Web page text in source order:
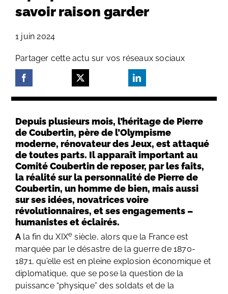
Centre de ressources
Adhérer & faire un don
Search
for:
savoir raison garder
1 juin 2024
Partager cette actu sur vos réseaux sociaux
Depuis plusieurs mois, l’héritage de Pierre
de Coubertin, père de l’Olympisme
moderne, rénovateur des Jeux, est attaqué
de toutes parts. Il apparaît important au
Comité Coubertin de reposer, par les faits,
la réalité sur la personnalité de Pierre de
Coubertin, un homme de bien, mais aussi
sur ses idées, novatrices voire
révolutionnaires, et ses engagements –
humanistes et éclairés.
A la fin du XIXe siècle, alors que la France est
marquée par le désastre de la guerre de 1870-
1871, qu’elle est en pleine explosion économique et
diplomatique, que se pose la question de la
puissance “physique” des soldats et de la